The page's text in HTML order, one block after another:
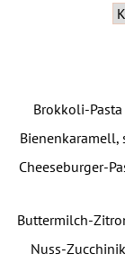
Brokkoli-
Bienenkaramell,
Cheeseburger-
Buttermilch-
Nuss-